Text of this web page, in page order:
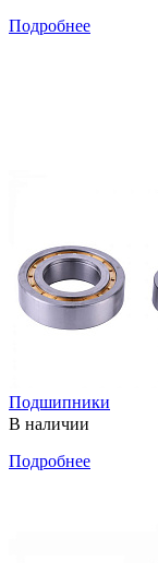
Подробнее
Подшипники
В наличии
Подробнее